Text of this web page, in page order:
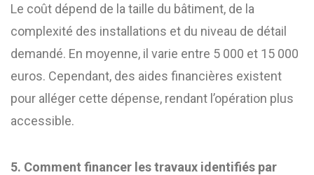
Le coût dépend de la taille du bâtiment, de la
complexité des installations et du niveau de détail
demandé. En moyenne, il varie entre 5 000 et 15 000
euros. Cependant, des aides financières existent
pour alléger cette dépense, rendant l’opération plus
accessible.
5. Comment financer les travaux identifiés par